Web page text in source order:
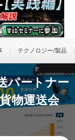
テクノロジー/製品
パートナー
物運送会